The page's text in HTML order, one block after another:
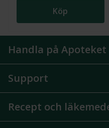
Köp
Handla på Apoteket
Support
Recept och